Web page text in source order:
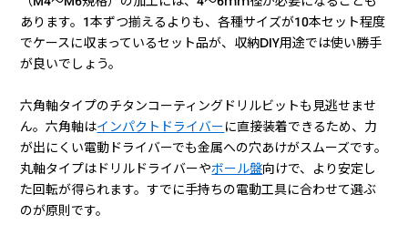
あります。1本ずつ揃えるよりも、各種サイズが10本セット程度
でケースに収まっているセット品が、収納DIY用途では使い勝手
が良いでしょう。
六角軸タイプのチタンコーティングドリルビットも見逃せませ
ん。六角軸はインパクトドライバーに直接装着できるため、力
が出にくい電動ドライバーでも金属への穴あけがスムーズです。
丸軸タイプはドリルドライバーやボール盤向けで、より安定し
た回転が得られます。すでに手持ちの電動工具に合わせて選ぶ
のが原則です。